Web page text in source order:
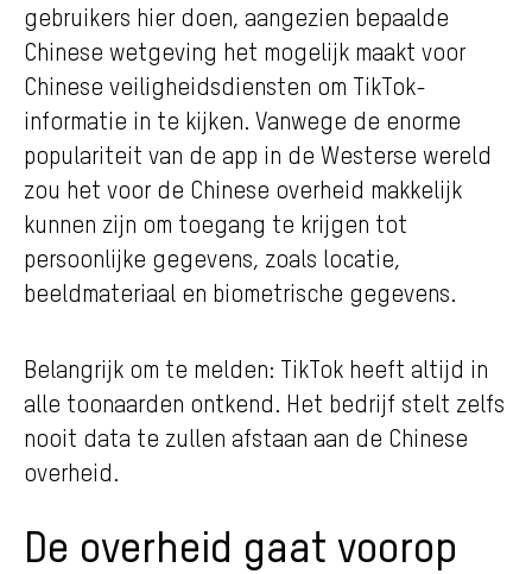
gebruikers hier doen, aangezien bepaalde
Chinese wetgeving het mogelijk maakt voor
Chinese veiligheidsdiensten om TikTok-
informatie in te kijken. Vanwege de enorme
populariteit van de app in de Westerse wereld
zou het voor de Chinese overheid makkelijk
kunnen zijn om toegang te krijgen tot
persoonlijke gegevens, zoals locatie,
beeldmateriaal en biometrische gegevens.
Belangrijk om te melden: TikTok heeft altijd in
alle toonaarden ontkend. Het bedrijf stelt zelfs
nooit data te zullen afstaan aan de Chinese
overheid.
De overheid gaat voorop